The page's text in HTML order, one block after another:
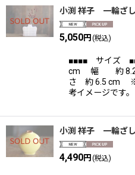
表示数:
在庫あり
小渕 祥子 一輪ざし
5,050円 (税込)
■■■■ サイズ
cm 幅 約
さ 約 6.5 cm ※
考イメージです
小渕 祥子 一輪ざし
4,490円 (税込)